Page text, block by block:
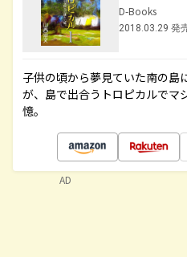
D-Books
2018.03.29 発
子供の頃から夢見ていた南の島
が、島で出合うトロピカルでマ
憶。
AD